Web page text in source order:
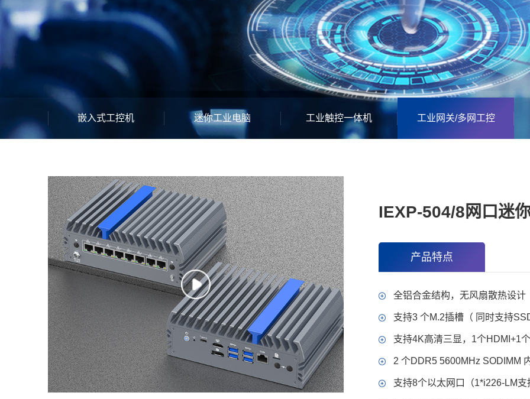
嵌入式工控机 迷你工业电脑 工业触控一体机 工业网关/多网工控
IEXP-504/8网口迷
产品特点
全铝合金结构，无风扇散热设计
支持3 个M.2插槽（ 同时支持
支持4K高清三显，1个HDMI+1
2 个DDR5 5600MHz SODIMM
支持8个以太网口（1*i226-LM